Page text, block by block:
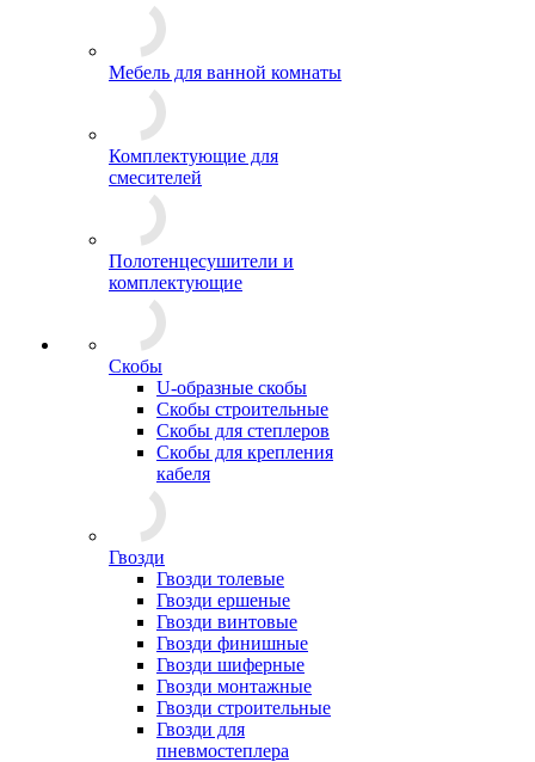
Мебель для ванной комнаты
Комплектующие для
смесителей
Полотенцесушители и
комплектующие
Скобы
U-образные скобы
Скобы строительные
Скобы для степлеров
Скобы для крепления
кабеля
Гвозди
Гвозди толевые
Гвозди ершеные
Гвозди винтовые
Гвозди финишные
Гвозди шиферные
Гвозди монтажные
Гвозди строительные
Гвозди для
пневмостеплера